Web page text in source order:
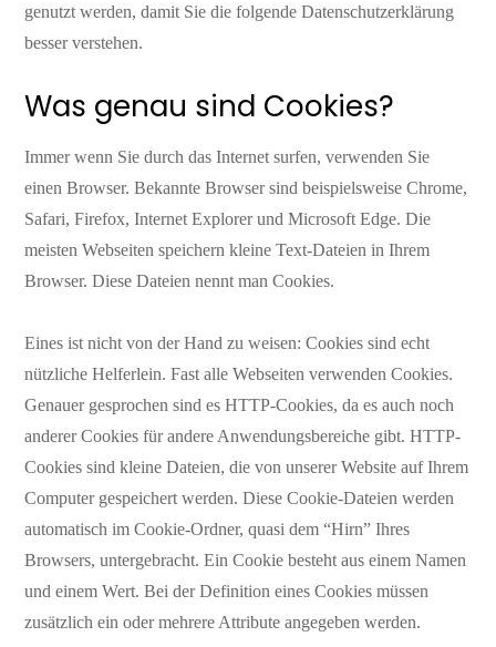
genutzt werden, damit Sie die folgende Datenschutzerklärung
besser verstehen.
Was genau sind Cookies?
Immer wenn Sie durch das Internet surfen, verwenden Sie
einen Browser. Bekannte Browser sind beispielsweise Chrome,
Safari, Firefox, Internet Explorer und Microsoft Edge. Die
meisten Webseiten speichern kleine Text-Dateien in Ihrem
Browser. Diese Dateien nennt man Cookies.
Eines ist nicht von der Hand zu weisen: Cookies sind echt
nützliche Helferlein. Fast alle Webseiten verwenden Cookies.
Genauer gesprochen sind es HTTP-Cookies, da es auch noch
anderer Cookies für andere Anwendungsbereiche gibt. HTTP-
Cookies sind kleine Dateien, die von unserer Website auf Ihrem
Computer gespeichert werden. Diese Cookie-Dateien werden
automatisch im Cookie-Ordner, quasi dem “Hirn” Ihres
Browsers, untergebracht. Ein Cookie besteht aus einem Namen
und einem Wert. Bei der Definition eines Cookies müssen
zusätzlich ein oder mehrere Attribute angegeben werden.